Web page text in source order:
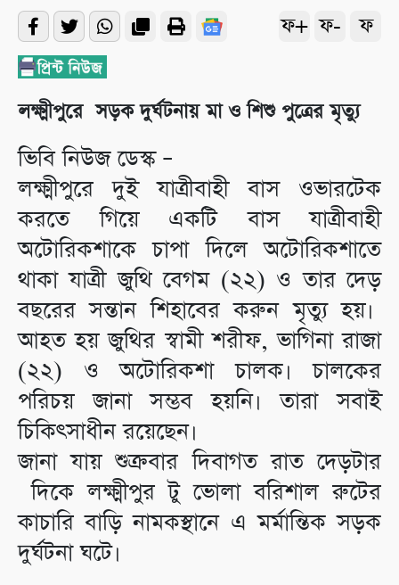
ফ+ ফ- ফ
লক্ষ্মীপুরে সড়ক দুর্ঘটনায় মা ও শিশু পুত্রের মৃত্যু
ভিবি নিউজ ডেস্ক –
লক্ষ্মীপুরে দুই যাত্রীবাহী বাস ওভারটেক
করতে গিয়ে একটি বাস যাত্রীবাহী
অটোরিকশাকে চাপা দিলে অটোরিকশাতে
থাকা যাত্রী জুথি বেগম (২২) ও তার দেড়
বছরের সন্তান শিহাবের করুন মৃত্যু হয়।
আহত হয় জুথির স্বামী শরীফ, ভাগিনা রাজা
(২২) ও অটোরিকশা চালক। চালকের
পরিচয় জানা সম্ভব হয়নি। তারা সবাই
চিকিৎসাধীন রয়েছেন।
জানা যায় শুক্রবার দিবাগত রাত দেড়টার
দিকে লক্ষ্মীপুর টু ভোলা বরিশাল রুটের
কাচারি বাড়ি নামকস্থানে এ মর্মান্তিক সড়ক
দুর্ঘটনা ঘটে।